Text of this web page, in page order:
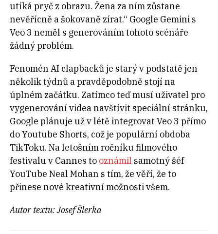
utíká pryč z obrazu. Žena za ním zůstane
nevěřícně a šokovaně zírat.“ Google Gemini s
Veo 3 neměl s generováním tohoto scénáře
žádný problém.
Fenomén AI clapbacků je starý v podstatě jen
několik týdnů a pravděpodobně stojí na
úplném začátku. Zatímco teď musí uživatel pro
vygenerování videa navštívit speciální stránku,
Google plánuje už v létě integrovat Veo 3 přímo
do Youtube Shorts, což je populární obdoba
TikToku. Na letošním ročníku filmového
festivalu v Cannes to oznámil samotný šéf
YouTube Neal Mohan s tím, že věří, že to
přinese nové kreativní možnosti všem.
Autor textu: Josef Šlerka